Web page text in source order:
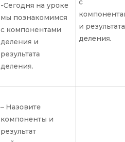
-Сегодня на уроке
мы познакомимся
с компонентами
деления и
результата
деления.
с
и результата
деления.
– Назовите
компоненты и
результат